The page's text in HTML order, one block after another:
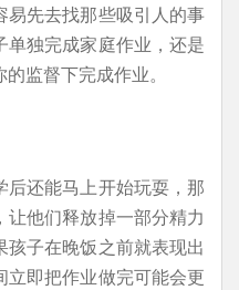
易先去找那些吸引人的事
独完成家庭作业，还是
监督下完成作业。
还能马上开始玩耍，那
他们释放掉一部分精力
子在晚饭之前就表现出
即把作业做完可能会更